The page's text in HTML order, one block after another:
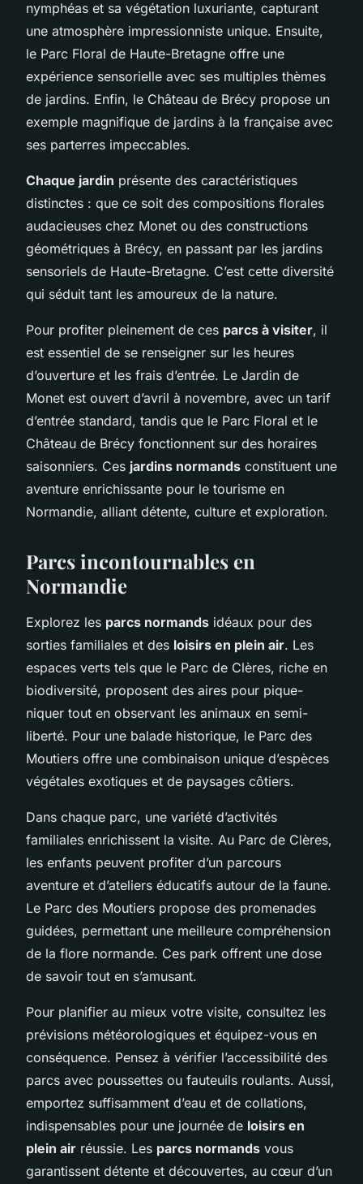
nymphéas et sa végétation luxuriante, capturant
une atmosphère impressionniste unique. Ensuite,
le Parc Floral de Haute-Bretagne offre une
expérience sensorielle avec ses multiples thèmes
de jardins. Enfin, le Château de Brécy propose un
exemple magnifique de jardins à la française avec
ses parterres impeccables.
Chaque jardin présente des caractéristiques
distinctes : que ce soit des compositions florales
audacieuses chez Monet ou des constructions
géométriques à Brécy, en passant par les jardins
sensoriels de Haute-Bretagne. C’est cette diversité
qui séduit tant les amoureux de la nature.
Pour profiter pleinement de ces parcs à visiter, il
est essentiel de se renseigner sur les heures
d’ouverture et les frais d’entrée. Le Jardin de
Monet est ouvert d’avril à novembre, avec un tarif
d’entrée standard, tandis que le Parc Floral et le
Château de Brécy fonctionnent sur des horaires
saisonniers. Ces jardins normands constituent une
aventure enrichissante pour le tourisme en
Normandie, alliant détente, culture et exploration.
Parcs incontournables en
Normandie
Explorez les parcs normands idéaux pour des
sorties familiales et des loisirs en plein air. Les
espaces verts tels que le Parc de Clères, riche en
biodiversité, proposent des aires pour pique-
niquer tout en observant les animaux en semi-
liberté. Pour une balade historique, le Parc des
Moutiers offre une combinaison unique d’espèces
végétales exotiques et de paysages côtiers.
Dans chaque parc, une variété d’activités
familiales enrichissent la visite. Au Parc de Clères,
les enfants peuvent profiter d’un parcours
aventure et d’ateliers éducatifs autour de la faune.
Le Parc des Moutiers propose des promenades
guidées, permettant une meilleure compréhension
de la flore normande. Ces park offrent une dose
de savoir tout en s’amusant.
Pour planifier au mieux votre visite, consultez les
prévisions météorologiques et équipez-vous en
conséquence. Pensez à vérifier l’accessibilité des
parcs avec poussettes ou fauteuils roulants. Aussi,
emportez suffisamment d’eau et de collations,
indispensables pour une journée de loisirs en
plein air réussie. Les parcs normands vous
garantissent détente et découvertes, au cœur d’un